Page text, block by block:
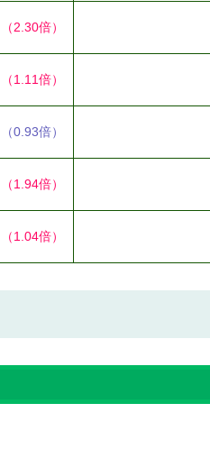
（2.30倍）
（1.11倍）
（0.93倍）
（1.94倍）
（1.04倍）